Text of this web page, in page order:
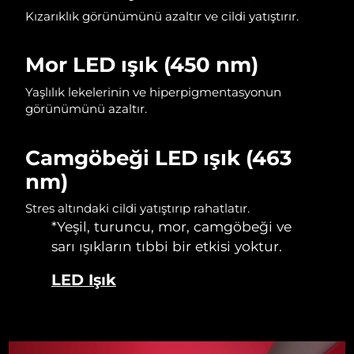
Kızarıklık görünümünü azaltır ve cildi yatıştırır.
Mor LED ışık (450 nm)
Yaşlılık lekelerinin ve hiperpigmentasyonun
görünümünü azaltır.
Camgöbeği LED ışık (463
nm)
Stres altındaki cildi yatıştırıp rahatlatır.
*Yeşil, turuncu, mor, camgöbeği ve
sarı ışıkların tıbbi bir etkisi yoktur.
LED Işık
Slovenya Tahmini teslim tarihi
Güney Afrika
İspanya
İsveç Tahmini teslim tarihi
İsviçre Tahmini teslim tarihi